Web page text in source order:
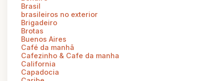
Brasil
brasileiros no exterior
Brigadeiro
Brotas
Buenos Aires
Café da manhã
Cafezinho & Cafe da manha
California
Capadocia